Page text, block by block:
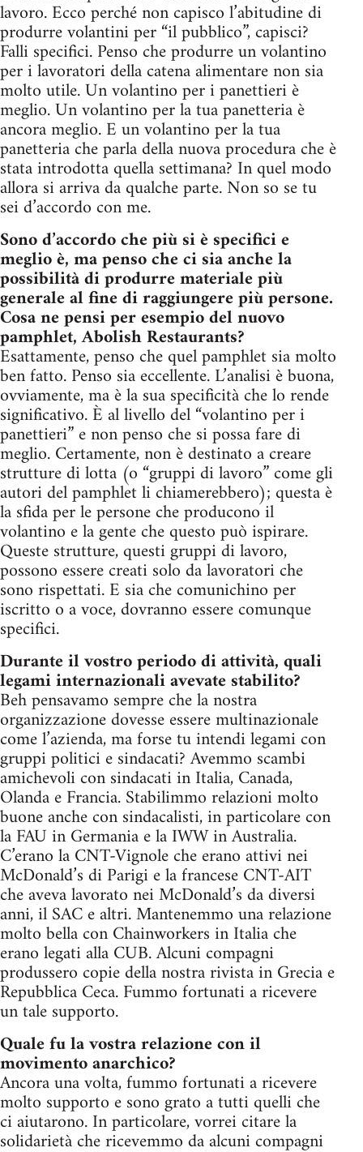
lavoro. Ecco perché non capisco l’abitudine di
produrre volantini per “il pubblico”, capisci?
Falli specifici. Penso che produrre un volantino
per i lavoratori della catena alimentare non sia
molto utile. Un volantino per i panettieri è
meglio. Un volantino per la tua panetteria è
ancora meglio. E un volantino per la tua
panetteria che parla della nuova procedura che è
stata introdotta quella settimana? In quel modo
allora si arriva da qualche parte. Non so se tu
sei d’accordo con me.
Sono d’accordo che più si è specifici e
meglio è, ma penso che ci sia anche la
possibilità di produrre materiale più
generale al fine di raggiungere più persone.
Cosa ne pensi per esempio del nuovo
pamphlet, Abolish Restaurants?
Esattamente, penso che quel pamphlet sia molto
ben fatto. Penso sia eccellente. L’analisi è buona,
ovviamente, ma è la sua specificità che lo rende
significativo. È al livello del “volantino per i
panettieri” e non penso che si possa fare di
meglio. Certamente, non è destinato a creare
strutture di lotta (o “gruppi di lavoro” come gli
autori del pamphlet li chiamerebbero); questa è
la sfida per le persone che producono il
volantino e la gente che questo può ispirare.
Queste strutture, questi gruppi di lavoro,
possono essere creati solo da lavoratori che
sono rispettati. E sia che comunichino per
iscritto o a voce, dovranno essere comunque
specifici.
Durante il vostro periodo di attività, quali
legami internazionali avevate stabilito?
Beh pensavamo sempre che la nostra
organizzazione dovesse essere multinazionale
come l’azienda, ma forse tu intendi legami con
gruppi politici e sindacati? Avemmo scambi
amichevoli con sindacati in Italia, Canada,
Olanda e Francia. Stabilimmo relazioni molto
buone anche con sindacalisti, in particolare con
la FAU in Germania e la IWW in Australia.
C’erano la CNT-Vignole che erano attivi nei
McDonald’s di Parigi e la francese CNT-AIT
che aveva lavorato nei McDonald’s da diversi
anni, il SAC e altri. Mantenemmo una relazione
molto bella con Chainworkers in Italia che
erano legati alla CUB. Alcuni compagni
produssero copie della nostra rivista in Grecia e
Repubblica Ceca. Fummo fortunati a ricevere
un tale supporto.
Quale fu la vostra relazione con il
movimento anarchico?
Ancora una volta, fummo fortunati a ricevere
molto supporto e sono grato a tutti quelli che
ci aiutarono. In particolare, vorrei citare la
solidarietà che ricevemmo da alcuni compagni